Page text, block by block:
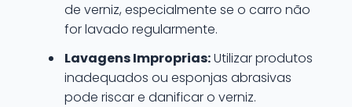
de verniz, especialmente se o carro não
for lavado regularmente.
Lavagens Improprias:Utilizar produtos
inadequados ou esponjas abrasivas
pode riscar e danificar o verniz.